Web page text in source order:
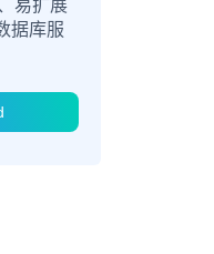
据库服